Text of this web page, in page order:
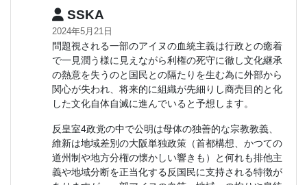
SSKA
2024年5月21日
問題視される一部のアイヌの血統主義は行政との癒着
で一見潤う様に見えながら利権の死守に徹し文化継承
の熱意を失うのと国民との隔たりを生む為に外部から
関心が失われ、将来的に組織が先細りし商売目的と化
した文化自体自滅に進んでいると予想します。
反皇室4政党の中で公明は母体の独善的な宗教教義、
維新は地域差別の大阪単独政策（首都構想、かつての
道州制や地方分権の懐かしい響きも）と何れも排他主
義や地域分断を正当化する反国民に支持される特徴が